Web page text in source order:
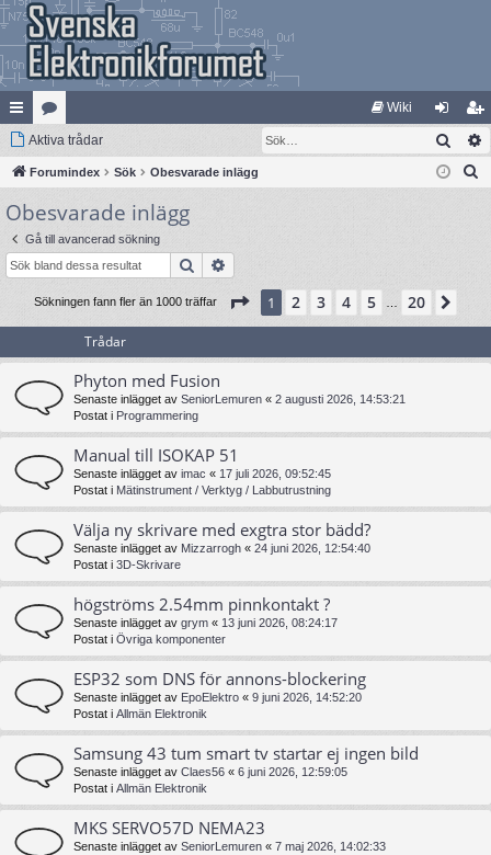
na
bb
lä
nk
ar
at
eg
ori
er
Wiki
og
ga
li
m
Aktiva trådar Sök
Forumindex Sök Obesvarade inlägg
Obesvarade inlägg
Gå till avancerad sökning
Sök
Sökningen fann fler än 1000 träffar Sida 1av20
1 2 3 4 5 20
Trådar
Phyton med Fusion
Senaste inlägget av SeniorLemuren « 2 augusti 2026, 14:53:21
Postat i Programmering
Manual till ISOKAP 51
Senaste inlägget av imac « 17 juli 2026, 09:52:45
Postat i Mätinstrument / Verktyg / Labbutrustning
Välja ny skrivare med exgtra stor bädd?
Senaste inlägget av Mizzarrogh « 24 juni 2026, 12:54:40
Postat i 3D-Skrivare
högströms 2.54mm pinnkontakt ?
Senaste inlägget av grym « 13 juni 2026, 08:24:17
Postat i Övriga komponenter
ESP32 som DNS för annons-blockering
Senaste inlägget av EpoElektro « 9 juni 2026, 14:52:20
Postat i Allmän Elektronik
Samsung 43 tum smart tv startar ej ingen bild
Senaste inlägget av Claes56 « 6 juni 2026, 12:59:05
Postat i Allmän Elektronik
MKS SERVO57D NEMA23
Senaste inlägget av SeniorLemuren « 7 maj 2026, 14:02:33